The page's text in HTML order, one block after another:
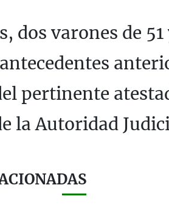
dos varones de
pertinente
la Autoridad